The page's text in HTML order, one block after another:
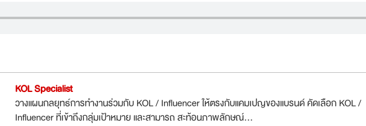
KOL Specialist
วางแผนกลยุทธ์การทำงานร่วมกับ KOL / Influencer ให้ตรงกับแคมเปญของแบรนด์ คัดเลือก KOL /
Influencer ที่เข้าถึงกลุ่มเป้าหมาย และสามารถ สะท้อนภาพลักษณ์...